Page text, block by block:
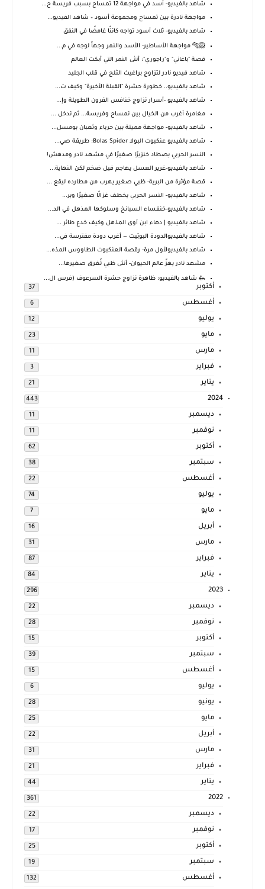
شاهد بالفيديو- أسد في مواجهة 12 تمساح بسبب فريسة ح...
مواجهة نادرة بين تمساح ومجموعة أسود – شاهد الفيديو...
شاهد بالفيديو- ثلاث أسود تواجه كائنًا غامضًا في النفق
🦁🐅 مواجهة الأساطير- الأسد والنمر وجهاً لوجه في م...
قصة "باغاني" و"راجوري": أنثى النمر التي أبكت العالم
شاهد فيديو نادر لتزاوج براغيث الثلج في قلب الجليد
شاهد بالفيديو.. خطورة حشرة "القبلة الأخيرة" وكيف ت...
شاهد بالفيديو -أسرار تزاوج خنافس القرون الطويلة وإ...
مغامرة أغرب من الخيال بين تمساح وفريسة... ثم تدخل ...
شاهد بالفيديو- مواجهة مميتة بين حرباء وثعبان بومسل...
شاهد بالفيديو عنكبوت البولا Bolas Spider: طريقة صي...
النسر الحربي يصطاد خنزيرًا صغيرًا في مشهد نادر ومدهش!
شاهد بالفيديو-غرير العسل يهاجم فيل ضخم لكن النهاية...
قصة مؤثرة من البرية- ظبي صغير يهرب من مطارده ليقع ...
شاهد بالفيديو- النسر الحربي يخطف غزالًا صغيرًا وير...
شاهد بالفيديو-خنفساء السبانخ وسلوكها المذهل في الد...
شاهد بالفيديو | دهاء ابن آوى المذهل وكيف خدع طائر ...
شاهد بالفيديوالدودة البوبّيت — أغرب دودة مفترسة في...
شاهد بالفيديولأول مرة- رقصة العنكبوت الطاووس المذه...
مشهد نادر يهزّ عالم الحيوان- أنثى ظبي تُغرق صغيرها...
🦗 شاهد بالفيديو: ظاهرة تزاوج حشرة السرعوف (فرس ال...
أكتوبر 37
أغسطس 6
يوليو 12
مايو 23
مارس 11
فبراير 3
يناير 21
2024
443
ديسمبر 11
نوفمبر 11
أكتوبر 62
سبتمبر 38
أغسطس 22
يوليو 74
مايو 7
أبريل 16
مارس 31
فبراير 87
يناير 84
2023
296
ديسمبر 22
نوفمبر 28
أكتوبر 15
سبتمبر 39
أغسطس 15
يوليو 6
يونيو 28
مايو 25
أبريل 22
مارس 31
فبراير 21
يناير 44
2022
361
ديسمبر 22
نوفمبر 17
أكتوبر 25
سبتمبر 19
أغسطس 132